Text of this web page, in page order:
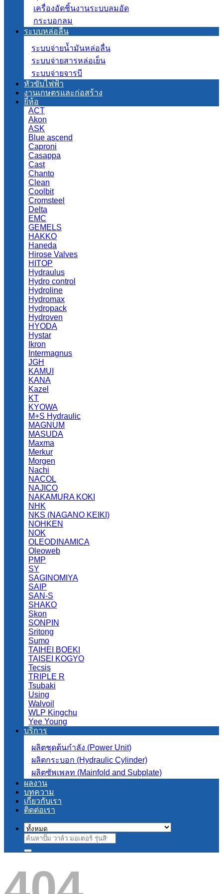
เครื่องอัดชิ้นงานระบบลมอัด
กระบอกลม
ระบบหล่อลื่น
ระบบจ่ายน้ำมันหล่อลื่น
ระบบจ่ายสารหล่อเย็น
ระบบจ่ายจารบี
หัวขับไฟฟ้า
งานเกษตรและก่อสร้าง
ยี่ห้อ
ACT
Akon
ASK
Blue ascend
Caproni
Casappa
Cast
Chanto
Clean
Coolbit
Cromsteel
Delta
EMC
GEMELS
HAKKO
Haneda
Hirose Valves
HITOP
Hydraulus
Hydro control
Hydroline
Hydromax
Hydropack
Hydroven
HYODA
Hystar
Ikron
Intermagnus
JGH
KAMUI
KANA
Kazel
KT
KYOWA
M+S Hydraulic
MAGNUM
MASUDA
Maxma
Merkur
Morgen
Nachi
NACOL
NAJICO
NAKAMURA KOKI
NHK
NKS (NAGANO KEIKI)
NOHKEN
NOK
OLEODINAMICA
Oleoweb
PMP
SY
SAGINOMIYA
SAIP
SAN-S
SHAKO
Skon
SONPIN
Sritong
Sumo
TAIHEI BOEKI
TAISEI KOGYO
Tecsis
TRIPLE R
Tsubaki
Using
Walvoil
WLP Kingchu
Yee Young
บริการ
ผลิตชุดต้นกำลัง (Power Unit)
ผลิตกระบอก (Hydraulic Cylinder)
ผลิตซัพเพลท (Mainfold and Subplate)
ผลงาน
บทความ
เกี่ยวกับเรา
ติดต่อเรา
ค้นหา: